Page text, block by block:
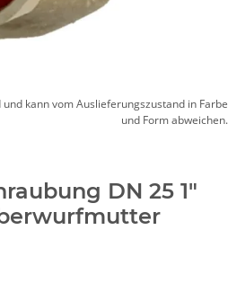
kann vom Auslieferungszustand in Farbe
und Form abweichen.
DN 25 1"